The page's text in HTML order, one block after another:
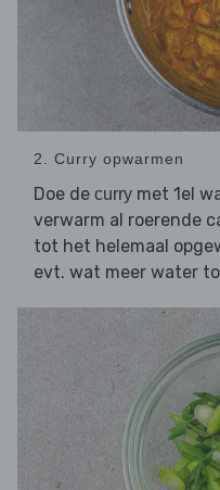
2. Curry opwarmen
Doe de curry met 1el
verwarm al roerende
tot het helemaal
evt. wat meer water